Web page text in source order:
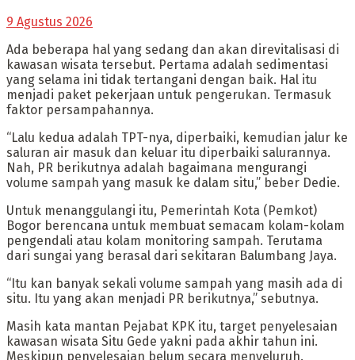
9 Agustus 2026
Ada beberapa hal yang sedang dan akan direvitalisasi di
kawasan wisata tersebut. Pertama adalah sedimentasi
yang selama ini tidak tertangani dengan baik. Hal itu
menjadi paket pekerjaan untuk pengerukan. Termasuk
faktor persampahannya.
“Lalu kedua adalah TPT-nya, diperbaiki, kemudian jalur ke
saluran air masuk dan keluar itu diperbaiki salurannya.
Nah, PR berikutnya adalah bagaimana mengurangi
volume sampah yang masuk ke dalam situ,” beber Dedie.
Untuk menanggulangi itu, Pemerintah Kota (Pemkot)
Bogor berencana untuk membuat semacam kolam-kolam
pengendali atau kolam monitoring sampah. Terutama
dari sungai yang berasal dari sekitaran Balumbang Jaya.
“Itu kan banyak sekali volume sampah yang masih ada di
situ. Itu yang akan menjadi PR berikutnya,” sebutnya.
Masih kata mantan Pejabat KPK itu, target penyelesaian
kawasan wisata Situ Gede yakni pada akhir tahun ini.
Meskipun penyelesaian belum secara menyeluruh.